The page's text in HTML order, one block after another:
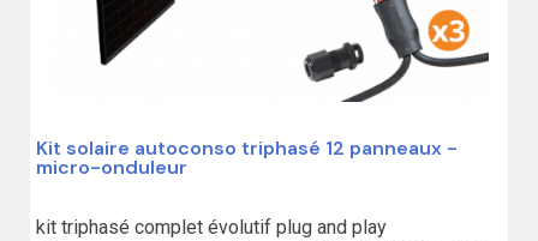
Kit solaire autoconso triphasé 12 panneaux -
micro-onduleur
kit triphasé complet évolutif plug and play